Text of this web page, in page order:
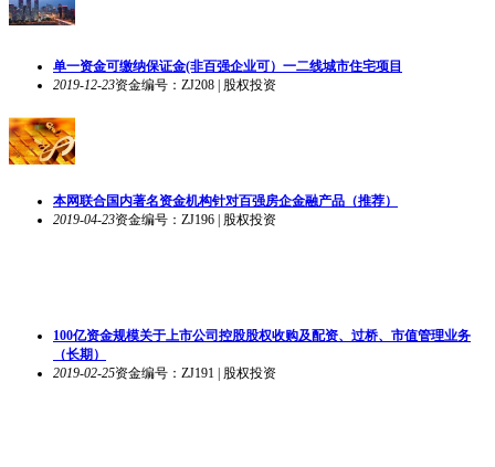
单一资金可缴纳保证金(非百强企业可）一二线城市住宅项目
2019-12-23资金编号：ZJ208 | 股权投资
本网联合国内著名资金机构针对百强房企金融产品（推荐）
2019-04-23资金编号：ZJ196 | 股权投资
100亿资金规模关于上市公司控股股权收购及配资、过桥、市值管理业务
（长期）
2019-02-25资金编号：ZJ191 | 股权投资